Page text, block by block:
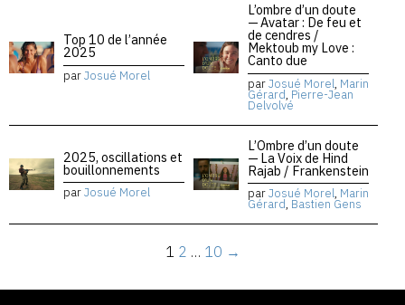
Top 10 de l’année
2025
parJosué Morel
L’ombre d’un doute
— Avatar : De feu et
de cendres /
Mektoub my Love :
Canto due
parJosué Morel, Marin
Gérard, Pierre-Jean
Delvolvé
2025, oscillations et
bouillonnements
parJosué Morel
L’Ombre d’un doute
— La Voix de Hind
Rajab / Frankenstein
parJosué Morel, Marin
Gérard, Bastien Gens
1 2 … 10 →